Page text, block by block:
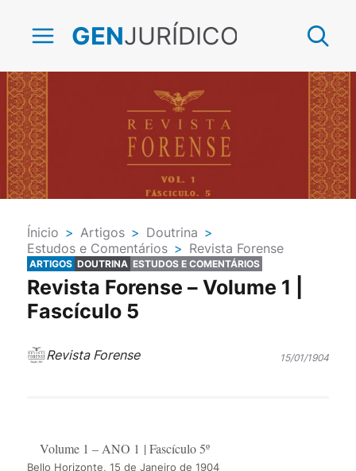
GENJURÍDICO
Ínicio > Artigos > Doutrina >
Estudos e Comentários > Revista Forense
ARTIGOS DOUTRINA ESTUDOS E COMENTÁRIOS
Revista Forense – Volume 1 |
Fascículo 5
Revista Forense 15/01/1904
Volume 1 – ANO 1 | Fascículo 5º
Bello Horizonte, 15 de Janeiro de 1904